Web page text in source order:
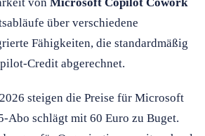
über verschiedene
Fähigkeiten, die standardmäßig
Credit abgerechnet.
steigen die Preise für Microsoft
Abo schlägt mit 60 Euro zu Buget.